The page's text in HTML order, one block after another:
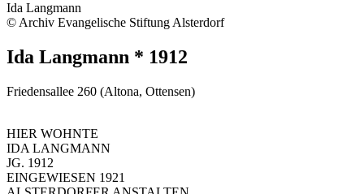
Ida Langmann
© Archiv Evangelische Stiftung Alsterdorf
Ida Langmann * 1912
Friedensallee 260 (Altona, Ottensen)
HIER WOHNTE
IDA LANGMANN
JG. 1912
EINGEWIESEN 1921